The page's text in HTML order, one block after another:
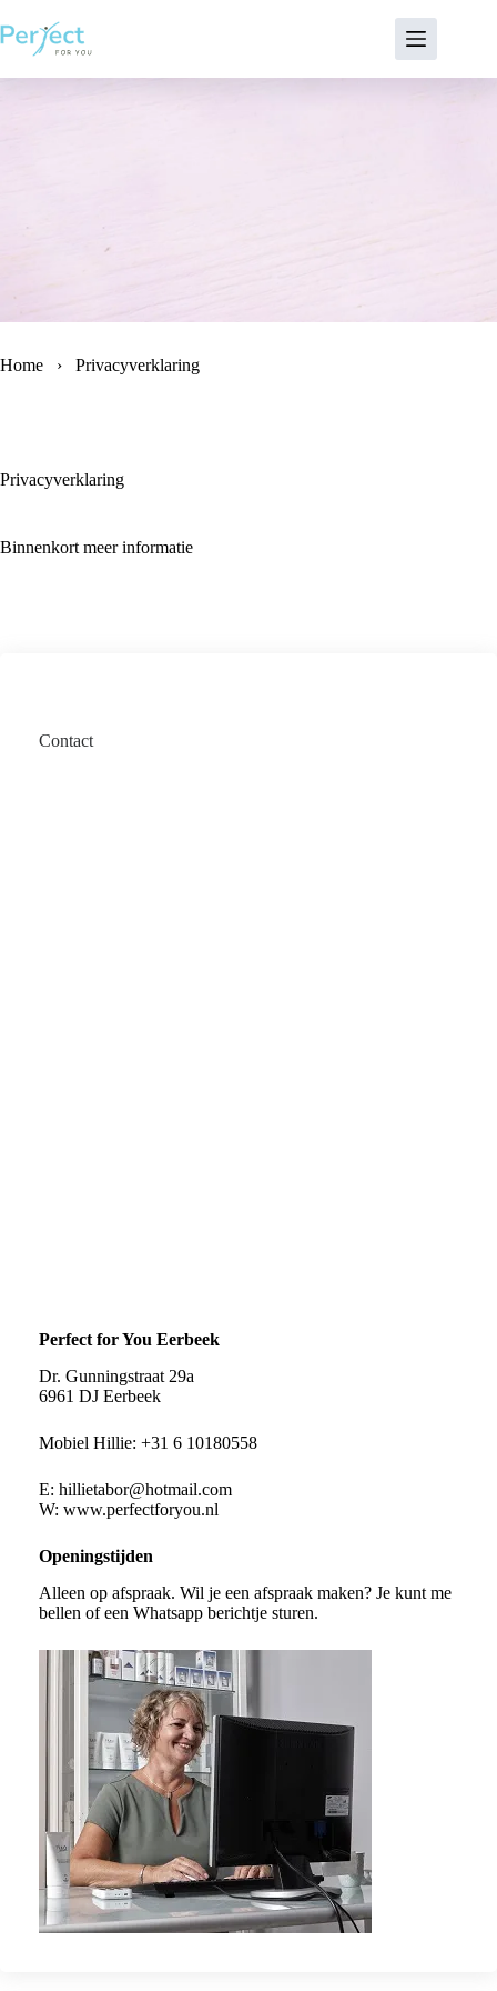
naar
de
Home › Privacyverklaring
Privacyverklaring
Binnenkort meer informatie
Contact
Perfect for You Eerbeek
Dr. Gunningstraat 29a
6961 DJ Eerbeek
Mobiel Hillie: +31 6 10180558
E: hillietabor@hotmail.com
W: www.perfectforyou.nl
Openingstijden
Alleen op afspraak. Wil je een afspraak maken? Je kunt me
bellen of een Whatsapp berichtje sturen.